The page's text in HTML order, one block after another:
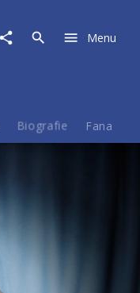
Menu
Biografie Fanartikel